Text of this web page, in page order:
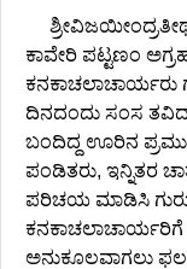
ಕಾವೇರಿ ಪಟ್ಟಣಂ
ದಿನದಂದು ಸಂಸ
ಬಂದಿದ್ದ ಊರಿನ
ಪಂಡಿತರು, ಇನ್ನಿತರ
ಪರಿಚಯ ಮಾಡಿಸಿ
ಕನಕಾಚಲಾಚಾರ್ಯರಿಗೆ
ಅನುಕೂಲವಾಗಲು